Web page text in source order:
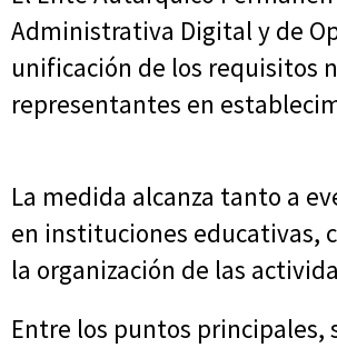
Administrativa Digital y de
unificación de los requisitos
representantes en
La medida alcanza tanto a
en instituciones educativas,
la organización de las
Entre los puntos principales,